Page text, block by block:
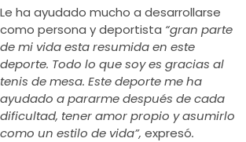
Le ha ayudado mucho a desarrollarse
como persona y deportista “gran parte
de mi vida esta resumida en este
deporte. Todo lo que soy es gracias al
tenis de mesa. Este deporte me ha
ayudado a pararme después de cada
dificultad, tener amor propio y asumirlo
como un estilo de vida”, expresó.